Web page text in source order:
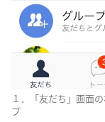
１．「友だち」画面
プ